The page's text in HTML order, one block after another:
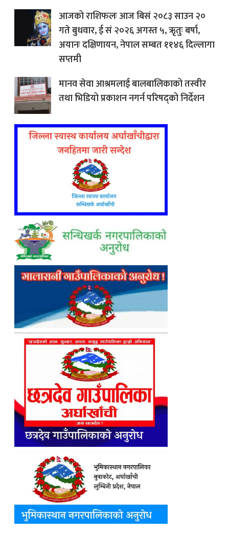
आजको राशिफलः आज बिसं २०८३ साउन २०
गते बुधवार, ई सं २०२६ अगस्त ५, ऋृतुः बर्षा,
अयानः दक्षिणायन, नेपाल सम्बत ११४६ दिल्लागा
सप्तमी
मानव सेवा आश्रमलाई बालबालिकाको तस्वीर
तथा भिडियो प्रकाशन नगर्न परिषद्को निर्देशन